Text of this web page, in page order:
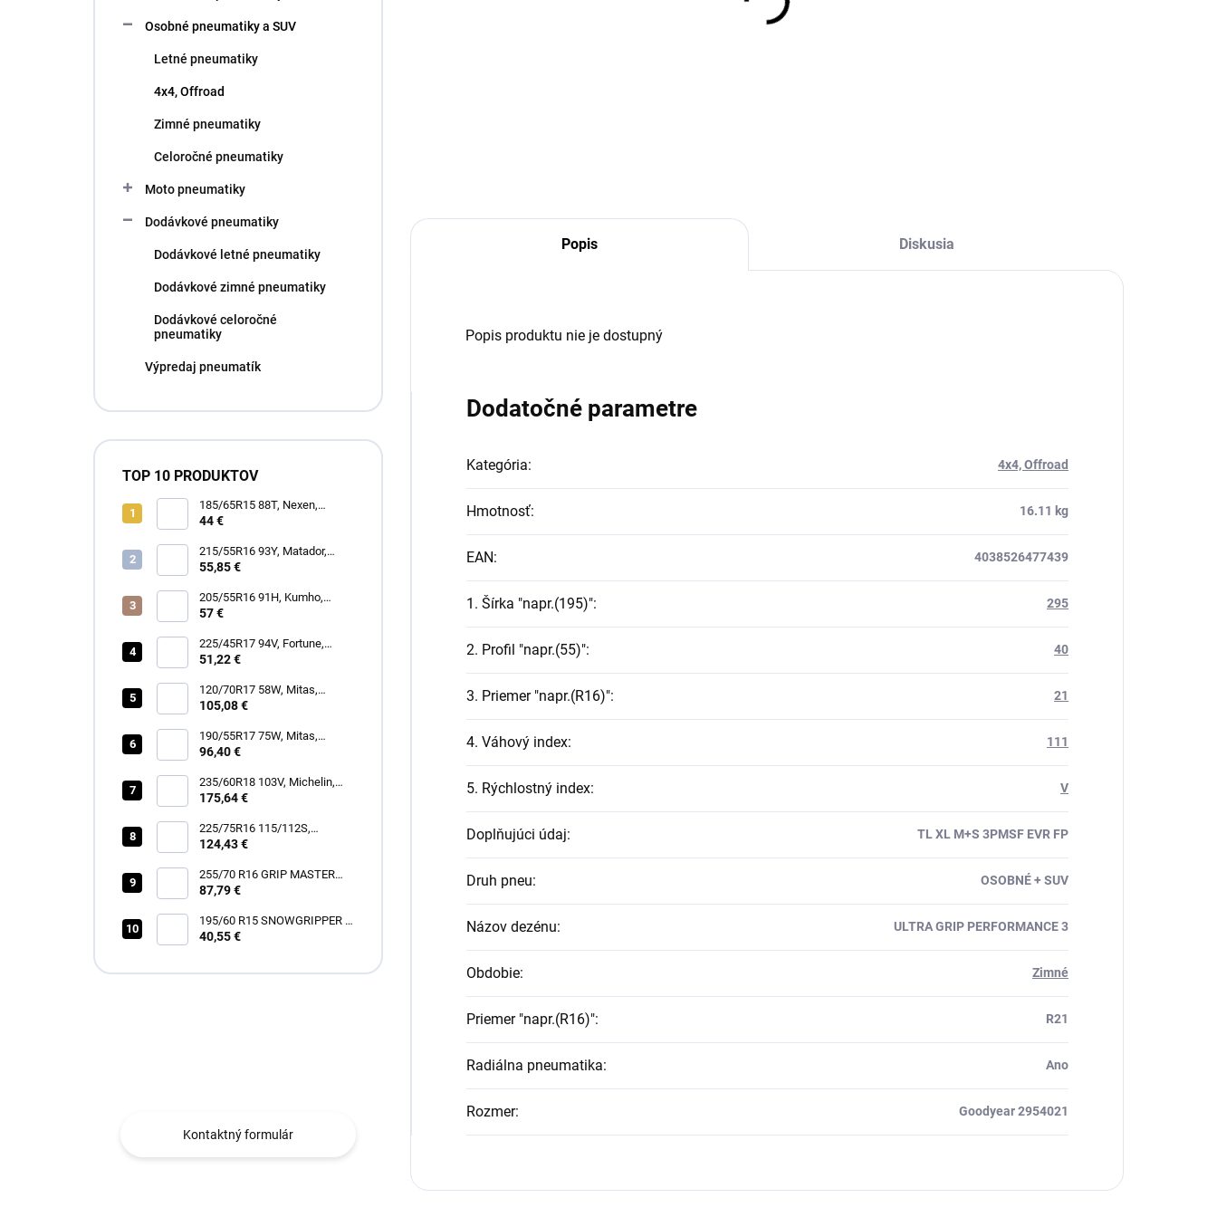
Osobné pneumatiky a SUV
Letné pneumatiky
4x4, Offroad
Zimné pneumatiky
Celoročné pneumatiky
Moto pneumatiky
Dodávkové pneumatiky
Dodávkové letné pneumatiky
Dodávkové zimné pneumatiky
Dodávkové celoročné
pneumatiky
Výpredaj pneumatík
TOP 10 PRODUKTOV
185/65R15 88T, Nexen,
WINGUARD SNOW G3 WH21
44 €
215/55R16 93Y, Matador,
MP47 HECTORRA 3
55,85 €
205/55R16 91H, Kumho,
WINTERCRAFT WP52+
57 €
225/45R17 94V, Fortune,
SNOWFUN FSR901
51,22 €
120/70R17 58W, Mitas,
SPORTFORCE+
105,08 €
190/55R17 75W, Mitas,
SPORTFORCE+
96,40 €
235/60R18 103V, Michelin,
LATITUDE TOUR HP
175,64 €
225/75R16 115/112S,
Hankook, RF12 DYNAPRO
124,43 €
255/70 R16 GRIP MASTER
C/S [111] H
87,79 €
195/60 R15 SNOWGRIPPER I
[88] H
40,55 €
Kontaktný formulár
Popis Diskusia
Popis produktu nie je dostupný
Dodatočné parametre
Kategória: 4x4, Offroad
Hmotnosť: 16.11 kg
EAN: 4038526477439
1. Šírka "napr.(195)": 295
2. Profil "napr.(55)": 40
3. Priemer "napr.(R16)": 21
4. Váhový index: 111
5. Rýchlostný index: V
Doplňujúci údaj: TL XL M+S 3PMSF EVR FP
Druh pneu: OSOBNÉ + SUV
Názov dezénu: ULTRA GRIP PERFORMANCE 3
Obdobie: Zimné
Priemer "napr.(R16)": R21
Radiálna pneumatika: Ano
Rozmer: Goodyear 2954021